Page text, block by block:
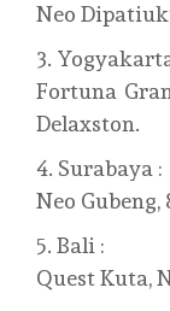
Neo
Fortuna
Delaxston.
Surabaya :
Neo Gubeng,
Bali :
Quest Kuta,